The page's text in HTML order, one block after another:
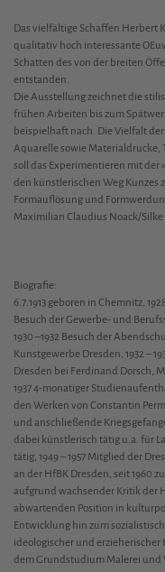
Das vielfältige Schaffen Herbert
qualitativ hoch interessante
Schatten des von der breiten
entstanden.
Die Ausstellung zeichnet die
frühen Arbeiten bis zum
beispielhaft nach. Die Vielfalt
Aquarelle sowie Materialdrucke,
soll das Experimentieren mit der
den künstlerischen Weg Kunzes
Formauflösung und
Maximilian Claudius Noack/Silke
Biografie:
6.7.1913 geboren in Chemnitz,
Besuch der Gewerbe- und
1930 –1932 Besuch der
Kunstgewerbe Dresden, 1932 –
Dresden bei Ferdinand Dorsch,
1937 4-monatiger
den Werken von Constantin
und anschließende
dabei künstlerisch tätig u.a. für
tätig, 1949 – 1957 Mitglied der
an der HfBK Dresden, seit 1960
aufgrund wachsender Kritik der
abwartenden Position in
Entwicklung hin zum
ideologischer und erzieherischer
dem Grundstudium Malerei und